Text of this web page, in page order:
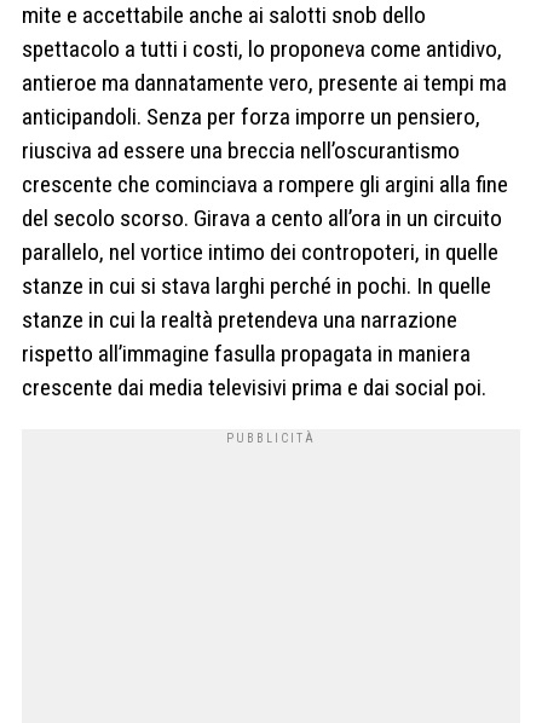
mite e accettabile anche ai salotti snob dello
spettacolo a tutti i costi, lo proponeva come antidivo,
antieroe ma dannatamente vero, presente ai tempi ma
anticipandoli. Senza per forza imporre un pensiero,
riusciva ad essere una breccia nell’oscurantismo
crescente che cominciava a rompere gli argini alla fine
del secolo scorso. Girava a cento all’ora in un circuito
parallelo, nel vortice intimo dei contropoteri, in quelle
stanze in cui si stava larghi perché in pochi. In quelle
stanze in cui la realtà pretendeva una narrazione
rispetto all’immagine fasulla propagata in maniera
crescente dai media televisivi prima e dai social poi.